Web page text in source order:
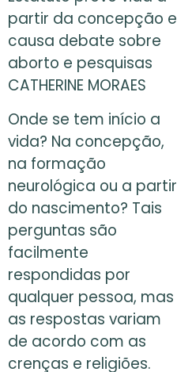
partir da concepção e
causa debate sobre
aborto e pesquisas
CATHERINE MORAES
Onde se tem início a
vida? Na concepção,
na formação
neurológica ou a partir
do nascimento? Tais
perguntas são
facilmente
respondidas por
qualquer pessoa, mas
as respostas variam
de acordo com as
crenças e religiões.